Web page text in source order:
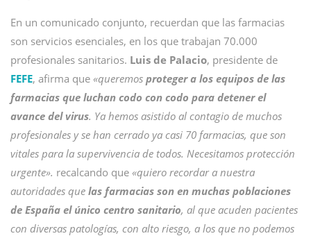
En un comunicado conjunto, recuerdan que las farmacias
son servicios esenciales, en los que trabajan 70.000
profesionales sanitarios. Luis de Palacio, presidente de
FEFE, afirma que «queremos proteger a los equipos de las
farmacias que luchan codo con codo para detener el
avance del virus. Ya hemos asistido al contagio de muchos
profesionales y se han cerrado ya casi 70 farmacias, que son
vitales para la supervivencia de todos. Necesitamos protección
urgente». recalcando que «quiero recordar a nuestra
autoridades que las farmacias son en muchas poblaciones
de España el único centro sanitario, al que acuden pacientes
con diversas patologías, con alto riesgo, a los que no podemos